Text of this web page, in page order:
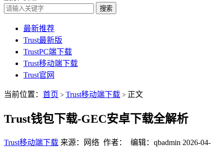
搜索
最新推荐
Trust最新版
TrustPC端下载
Trust移动端下载
Trust官网
当前位置： 首页 > Trust移动端下载 > 正文
Trust钱包下载-GEC安卓下载全解析
Trust移动端下载 来源：网络 作者： 编辑：qbadmin 2026-04-